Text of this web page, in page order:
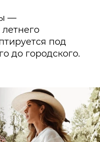
—
под
до городского.